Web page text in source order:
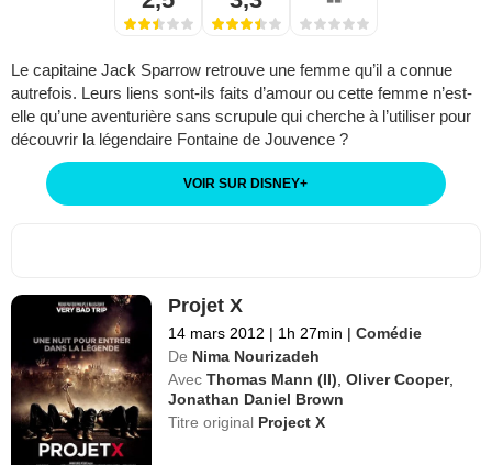
Le capitaine Jack Sparrow retrouve une femme qu’il a connue
autrefois. Leurs liens sont-ils faits d’amour ou cette femme n’est-
elle qu’une aventurière sans scrupule qui cherche à l’utiliser pour
découvrir la légendaire Fontaine de Jouvence ?
VOIR SUR DISNEY+
Projet X
14 mars 2012 | 1h 27min | Comédie
De Nima Nourizadeh
Avec Thomas Mann (II) ,Oliver Cooper,
Jonathan Daniel Brown
Titre original Project X